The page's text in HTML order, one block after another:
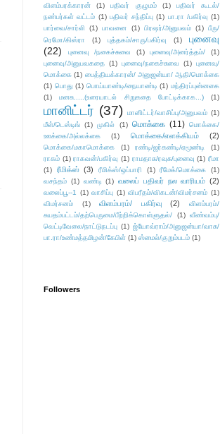
விளம்பரக்காரன்
(1) பதிவர் குழுமம் (1)
பதிவர் கூடல்/
நண்பர்கள் வட்டம் (1) பதிவர் சந்திப்பு (1) பா.ரா /பகிர்வு (1)
பார்வை/சார்லி
(1) பாவனை (1) பிரஷர்/அனுபவம் (1) பீரு/
ரெமோ/கிஸ்ரா
(1) புத்தகம்/சாரு/பகிர்வு (1)
புனைவு
(22)
புனைவு /நகைச்சுவை (1) புனைவு/அனர்த்தம்/
(1)
புனைவு/அனுபவகதை (1) புனைவு/நகைச்சுவை (1) புனைவு/
மொக்கை (1) பைத்தியக்காரன்/ அனுஜன்யா/ ஆதி/மொக்கை
(1) பொது (1) பொய்யாண்டி/நையாண்டி (1) மந்திரப்புன்னகை
(1)
மனசு.....(உரையாடல் சிறுகதை போட்டிக்காக...) (1)
மானிட்டர் (37) மானிட்டர்/வாசிப்பு/அனுபவம் (1)
மீள்/டெஸ்டிங் (1) முகில் (1) மொக்கை (11) மொக்கை/
ஊக்கை/அல்லக்கை
(1) மொக்கை/எளக்கியம் (2)
மொக்கை/மகாமொக்கை (1) ரண்டி/ஜர்கண்டி/ஏமூண்டி
(1)
ராகம் (1) ராகவன்/பகிர்வு (1) ராமதாசு/ரவுசு/புனைவு (1) ரீமா
(1)
ரீமிக்ஸ் (3) ரீமிக்ஸ்/ஒப்பாரி (1) ரீமேக்/மொக்கை
(1)
வசந்தம் (1) வண்டி (1) வலைப் பதிவர் நல வாரியம் (2)
வலைப்பூ--1 (1) வாசிப்பு (1) விபரீதம்/விகடன்/விமர்சனம் (1)
விமர்சனம்
(1) விளம்பரம்/ பகிர்வு (2)
விளம்பரம்/
சுயதம்பட்டம்/தற்பெருமை/பீற்றிக்கொள்ளுதல்/
(1) வீண்வம்பு/
வெட்டிவேலை/நாட்டுநடப்பு (1) ஜ்யோவ்ராம்/அனுஜன்யா/வாசு/
பா.ரா/உண்மத்தமிழன்/கேபிள் (1) ஸ்மைல்/குறும்படம் (1)
Followers